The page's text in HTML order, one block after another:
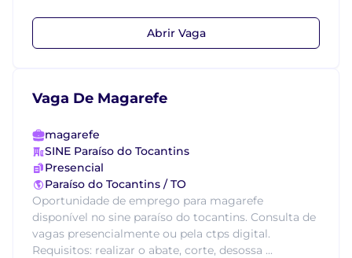
Abrir Vaga
Vaga De Magarefe
magarefe
SINE Paraíso do Tocantins
Presencial
Paraíso do Tocantins / TO
Oportunidade de emprego para magarefe
disponível no sine paraíso do tocantins. Consulta de
vagas presencialmente ou pela ctps digital.
Requisitos: realizar o abate, corte, desossa ...